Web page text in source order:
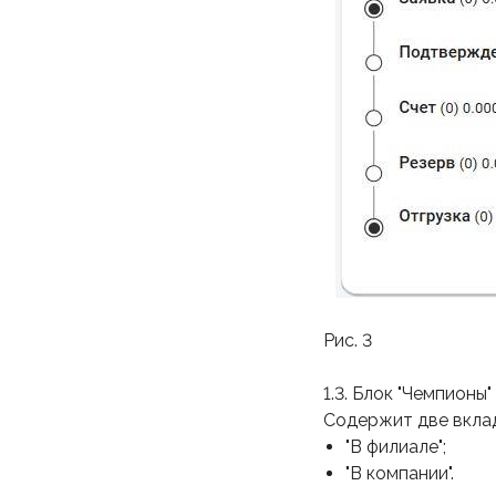
Рис. 3
1.3. Блок "Чемпионы"
Содержит две
"В филиале";
"В компании".